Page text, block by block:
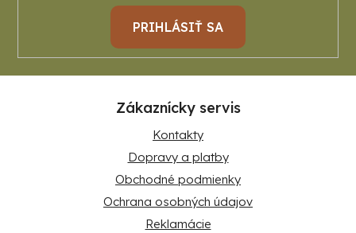
PRIHLÁSIŤ SA
Zákaznícky servis
Kontakty
Dopravy a platby
Obchodné podmienky
Ochrana osobných údajov
Reklamácie